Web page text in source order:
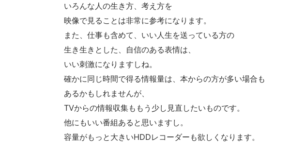
いろんな人の生き方、考え方を
映像で見ることは非常に参考になります。
また、仕事も含めて、いい人生を送っている方の
生き生きとした、自信のある表情は、
いい刺激になりますしね。
確かに同じ時間で得る情報量は、本からの方が多い場合も
あるかもしれませんが、
TVからの情報収集ももう少し見直したいものです。
他にもいい番組あると思いますし。
容量がもっと大きいHDDレコーダーも欲しくなります。